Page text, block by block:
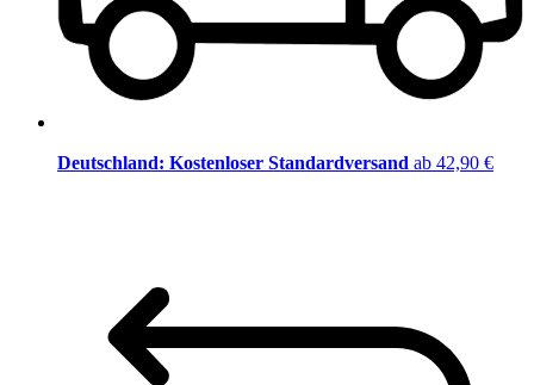
Deutschland: Kostenloser Standardversand ab 42,90 €